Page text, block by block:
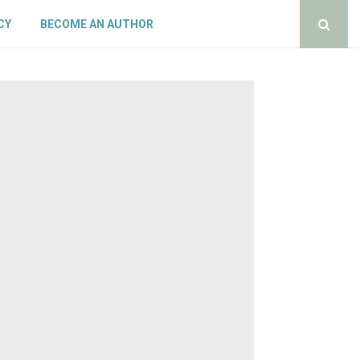
BECOME AN AUTHOR